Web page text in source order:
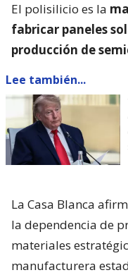
El polisilicio es la
fabricar paneles
producción de
Lee también...
La Casa Blanca
la dependencia de
materiales
manufacturera